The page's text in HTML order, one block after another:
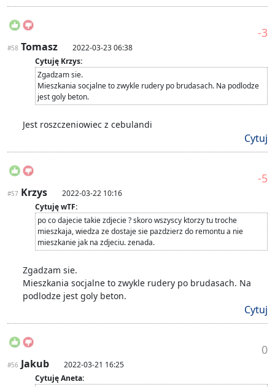
-3
#58 Tomasz
2022-03-23 06:38
Cytuję Krzys:
Zgadzam sie.
Mieszkania socjalne to zwykle rudery po brudasach. Na podlodze
jest goly beton.
Jest roszczeniowiec z cebulandi
Cytuj
-5
#57 Krzys
2022-03-22 10:16
Cytuję wTF:
po co dajecie takie zdjecie ? skoro wszyscy ktorzy tu troche
mieszkaja, wiedza ze dostaje sie pazdzierz do remontu a nie
mieszkanie jak na zdjeciu. zenada.
Zgadzam sie.
Mieszkania socjalne to zwykle rudery po brudasach. Na
podlodze jest goly beton.
Cytuj
0
#56 Jakub
2022-03-21 16:25
Cytuję Aneta: